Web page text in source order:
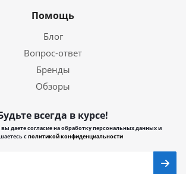
Помощь
Блог
Вопрос-ответ
Бренды
Обзоры
всегда в курсе!
даете согласие на обработку персональных данных и
сполитикой конфиденциальности